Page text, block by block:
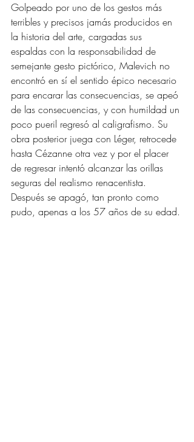
Golpeado por uno de los gestos más
terribles y precisos jamás producidos en
la historia del arte, cargadas sus
espaldas con la responsabilidad de
semejante gesto pictórico, Malevich no
encontró en sí el sentido épico necesario
para encarar las consecuencias, se apeó
de las consecuencias, y con humildad un
poco pueril regresó al caligrafismo. Su
obra posterior juega con Léger, retrocede
hasta Cézanne otra vez y por el placer
de regresar intentó alcanzar las orillas
seguras del realismo renacentista.
Después se apagó, tan pronto como
pudo, apenas a los 57 años de su edad.